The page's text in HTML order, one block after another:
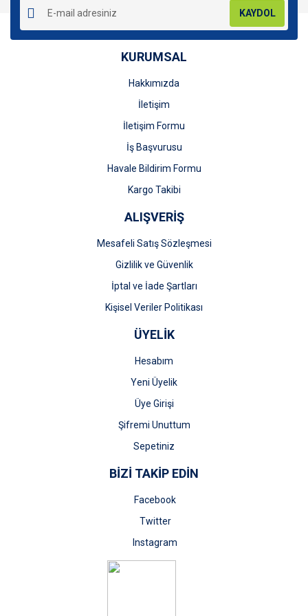
KAYDOL
KURUMSAL
Hakkımızda
İletişim
İletişim Formu
İş Başvurusu
Havale Bildirim Formu
Kargo Takibi
ALIŞVERİŞ
Mesafeli Satış Sözleşmesi
Gizlilik ve Güvenlik
İptal ve İade Şartları
Kişisel Veriler Politikası
ÜYELİK
Hesabım
Yeni Üyelik
Üye Girişi
Şifremi Unuttum
Sepetiniz
BİZİ TAKİP EDİN
Facebook
Twitter
Instagram